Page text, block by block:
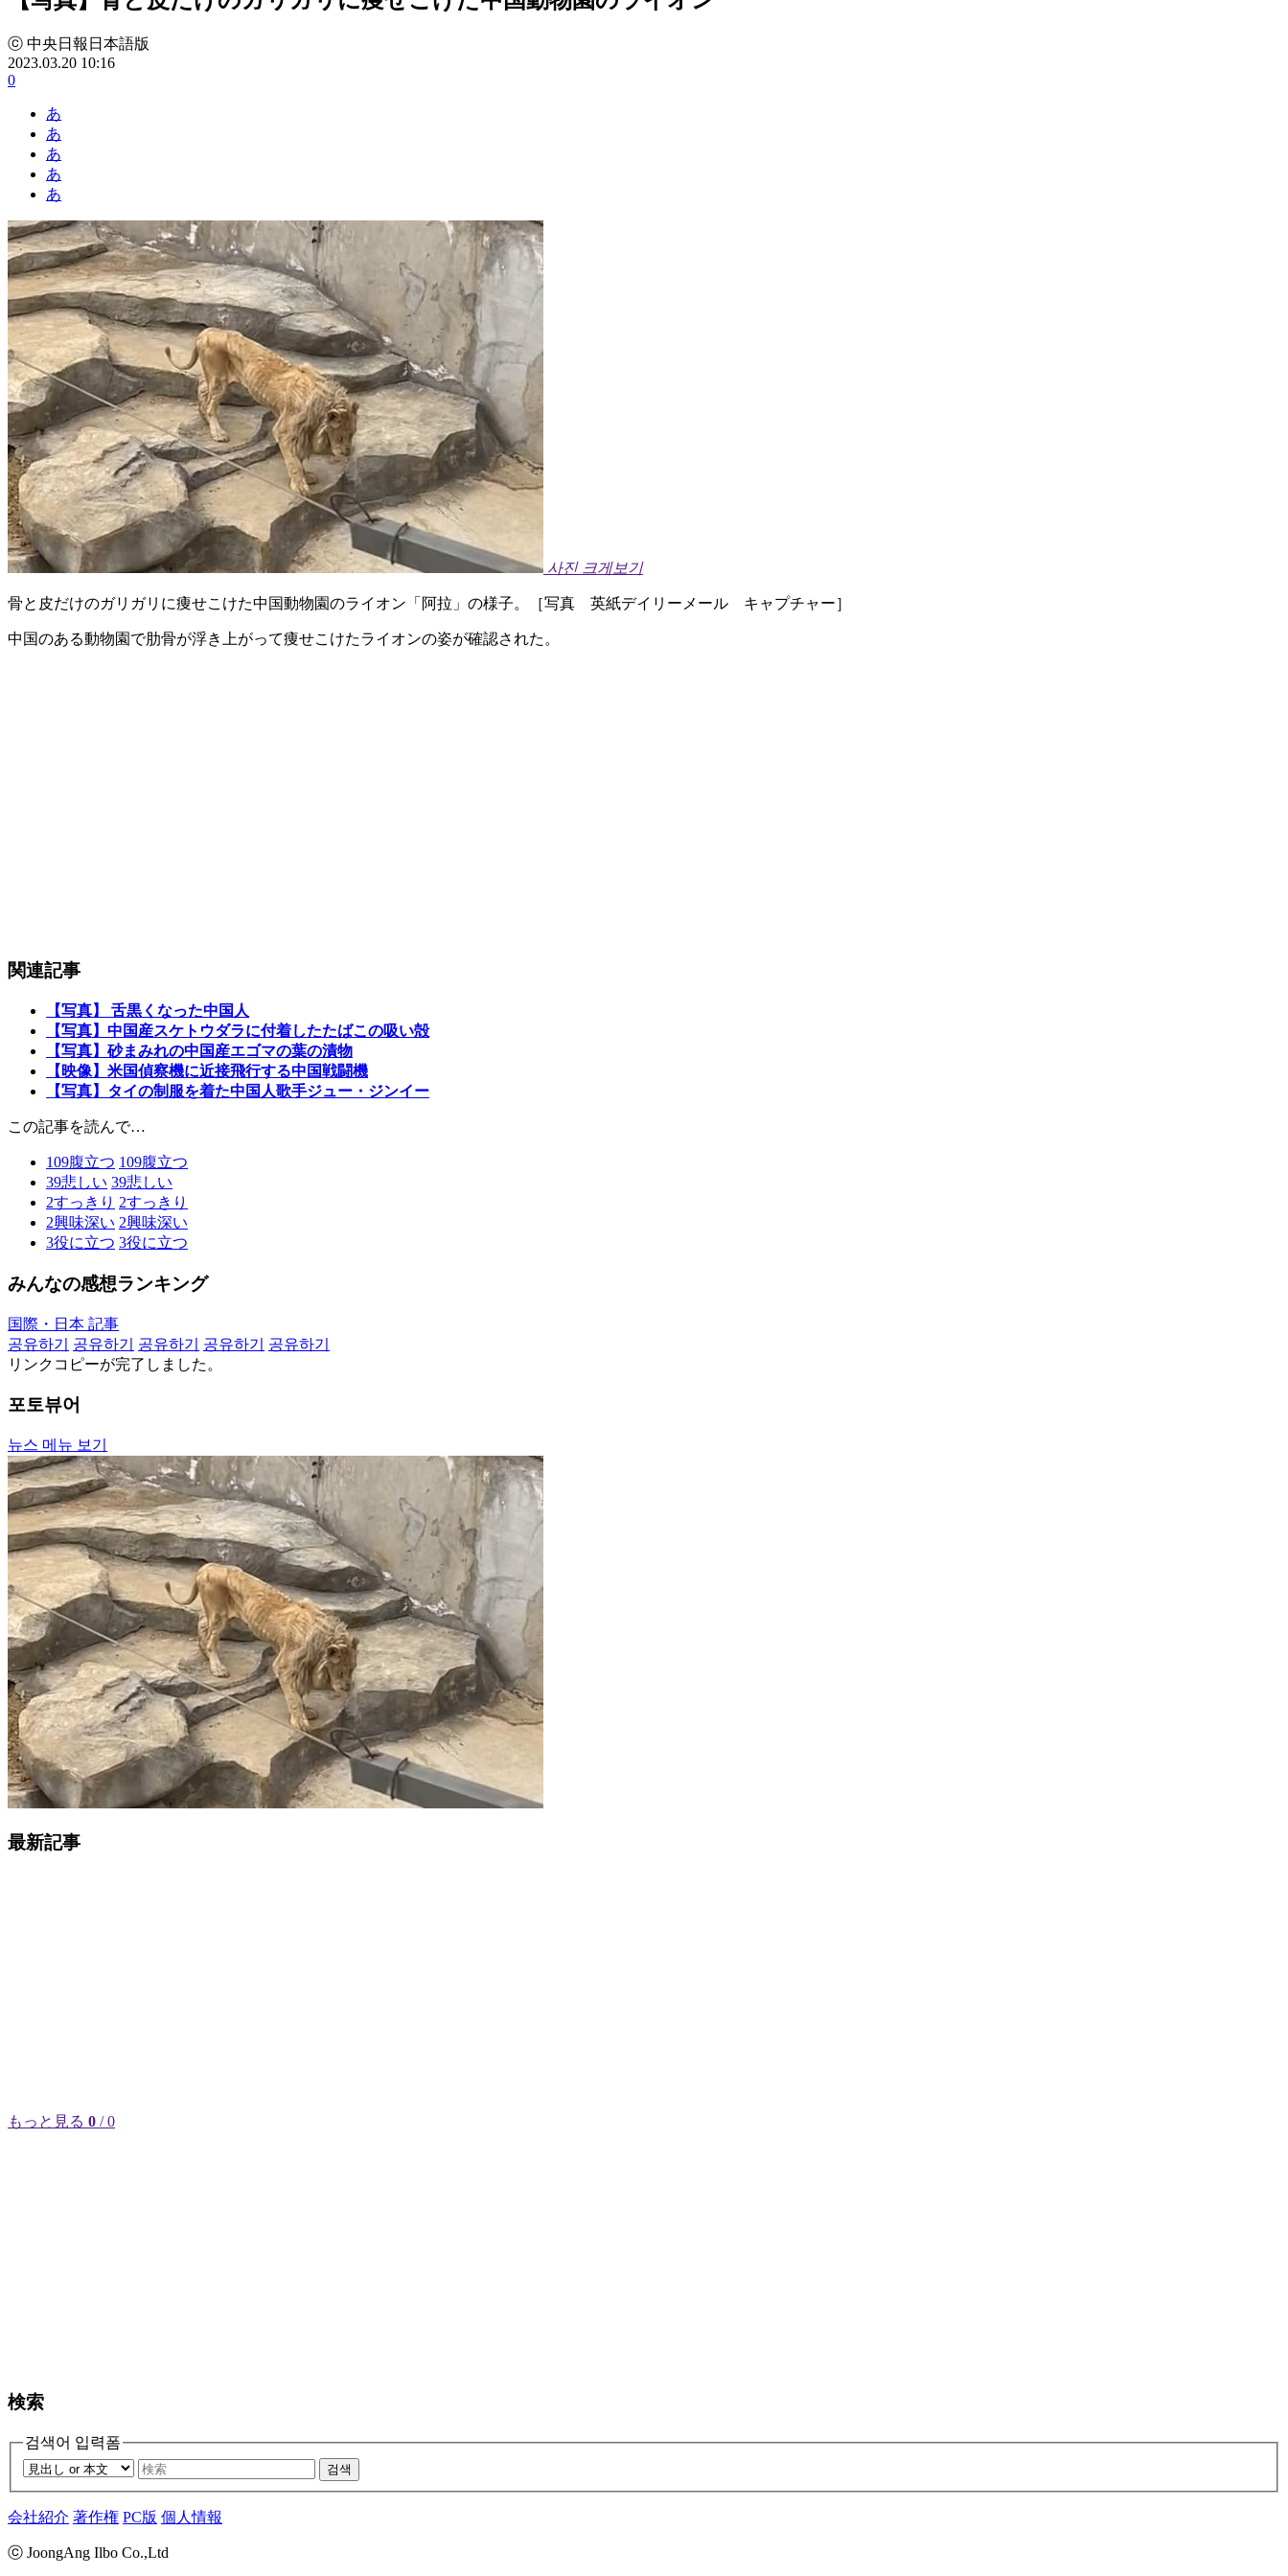
ⓒ 中央日報日本語版
2023.03.20 10:16
0
あ
あ
あ
あ
あ
사진 크게보기
骨と皮だけのガリガリに痩せこけた中国動物園のライオン「阿拉」の様子。［写真 英紙デイリーメール キャプチャー］
中国のある動物園で肋骨が浮き上がって痩せこけたライオンの姿が確認された。
関連記事
【写真】 舌黒くなった中国人
【写真】中国産スケトウダラに付着したたばこの吸い殻
【写真】砂まみれの中国産エゴマの葉の漬物
【映像】米国偵察機に近接飛行する中国戦闘機
【写真】タイの制服を着た中国人歌手ジュー・ジンイー
この記事を読んで…
109腹立つ 109腹立つ
39悲しい 39悲しい
2すっきり 2すっきり
2興味深い 2興味深い
3役に立つ 3役に立つ
みんなの感想ランキング
国際・日本 記事
공유하기
공유하기 공유하기 공유하기
공유하기
リンクコピーが完了しました。
포토뷰어
뉴스 메뉴 보기
最新記事
もっと見る 0 / 0
検索
검색어 입력폼
검색
会社紹介 著作権 PC版 個人情報
ⓒ JoongAng Ilbo Co.,Ltd